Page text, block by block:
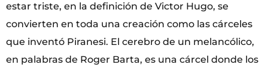
estar triste, en la definición de Victor Hugo, se
convierten en toda una creación como las cárceles
que inventó Piranesi. El cerebro de un melancólico,
en palabras de Roger Barta, es una cárcel donde los